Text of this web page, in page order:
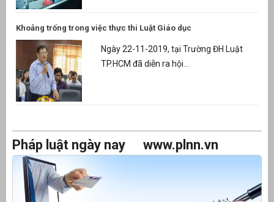
Khoảng trống trong việc thực thi Luật Giáo dục
Ngày 22-11-2019, tại Trường ĐH Luật
TP.HCM đã diễn ra hội...
Pháp luật ngày nay www.plnn.vn